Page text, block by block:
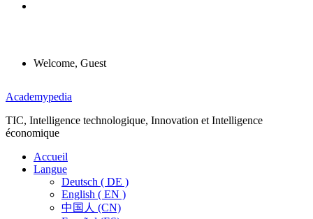
Welcome, Guest
Menu
Academypedia
TIC, Intelligence technologique, Innovation et Intelligence
économique
Accueil
Langue
Deutsch ( DE )
English ( EN )
中国人 (CN)